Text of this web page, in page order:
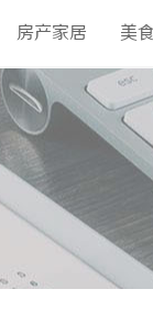
房产家居 美